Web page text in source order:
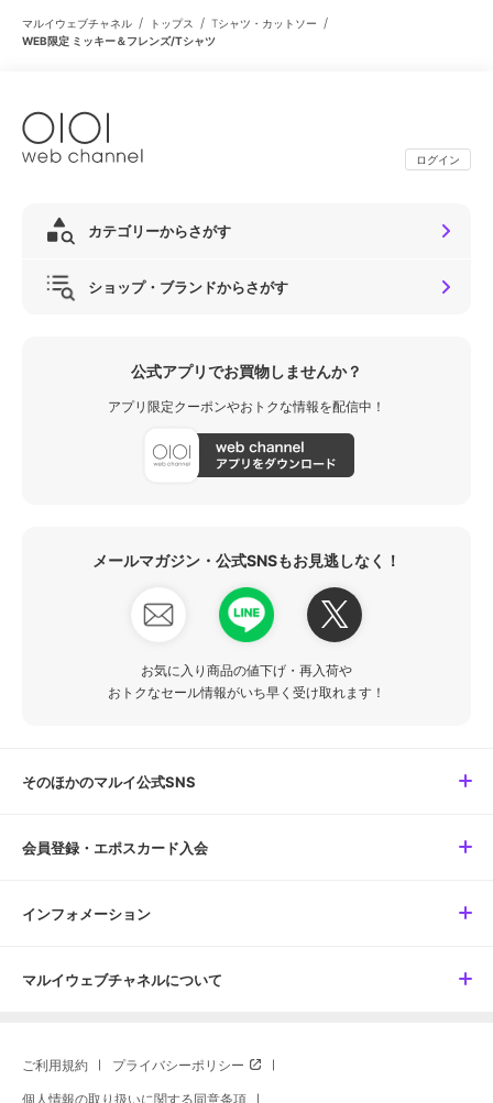
マルイウェブチャネル / トップス / Tシャツ・カットソー /
WEB限定 ミッキー＆フレンズ/Tシャツ
ログイン
カテゴリーからさがす
ショップ・ブランドからさがす
公式アプリでお買物しませんか？
アプリ限定クーポンやおトクな情報を配信中！
メールマガジン・公式SNSもお見逃しなく！
お気に入り商品の値下げ・再入荷や
おトクなセール情報がいち早く受け取れます！
そのほかのマルイ公式SNS
会員登録・エポスカード入会
インフォメーション
マルイウェブチャネルについて
ご利用規約 プライバシーポリシー
個人情報の取り扱いに関する同意条項